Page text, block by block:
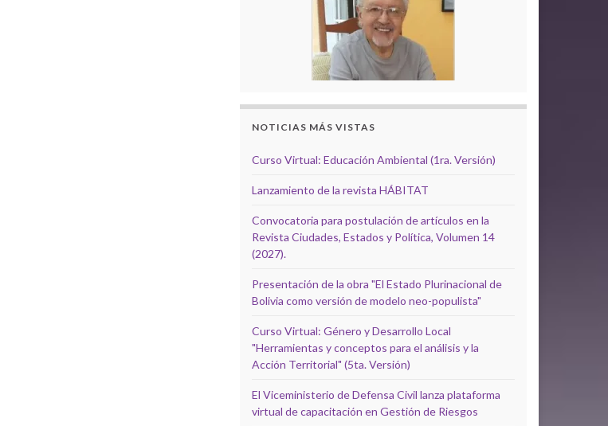
NOTICIAS MÁS VISTAS
Curso Virtual: Educación Ambiental (1ra. Versión)
Lanzamiento de la revista HÁBITAT
Convocatoria para postulación de artículos en la
Revista Ciudades, Estados y Política, Volumen 14
(2027).
Presentación de la obra "El Estado Plurinacional de
Bolivia como versión de modelo neo-populista"
Curso Virtual: Género y Desarrollo Local
"Herramientas y conceptos para el análisis y la
Acción Territorial" (5ta. Versión)
El Viceministerio de Defensa Civil lanza plataforma
virtual de capacitación en Gestión de Riesgos